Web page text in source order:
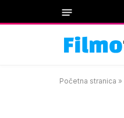
Početna stranica »